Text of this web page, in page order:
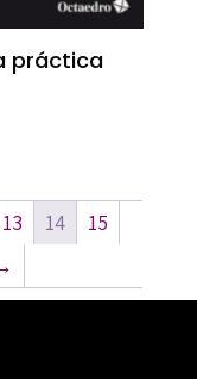
práctica
13 14
15